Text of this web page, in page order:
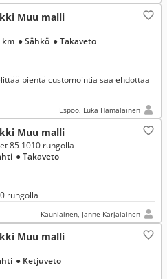
Muu malli
km ● Sähkö ● Takaveto
pientä customointia saa ehdottaa
Espoo, Luka Hämäläinen
Muu malli
85 1010 rungolla
● Takaveto
rungolla
Kauniainen, Janne Karjalainen
Muu malli
● Ketjuveto